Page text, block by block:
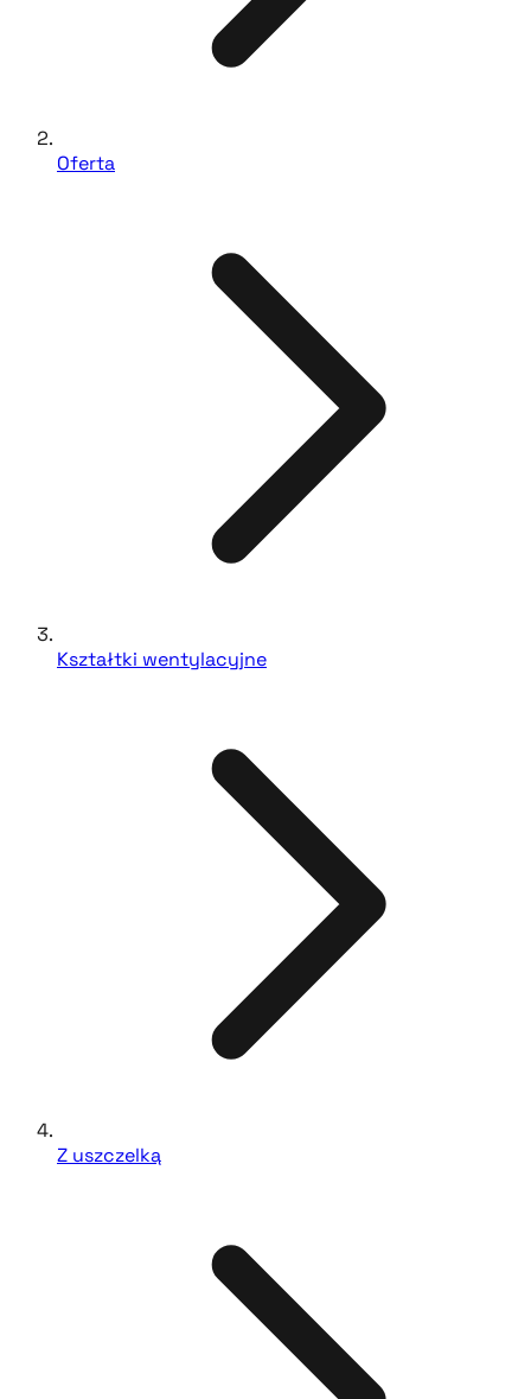
Oferta
Kształtki wentylacyjne
Z uszczelką